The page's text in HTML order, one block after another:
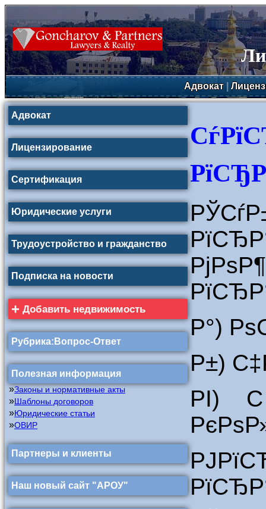
Адвокат|
Адвокат
Лицензирование
Сертификация
Юридические услуги
Трудоустройство и гражданство
Подписка на новости
+ Добавить недвижимость
Рубрика:Вопрос-Ответ
Полезная информация
»Законы и нормативные акты
»Шаблоны договоров
»Юридические статьи
»ОВИР
Партнеры и клиенты
Наш новый сайт "АРОУ"
Р°)
Р±)
РІ)